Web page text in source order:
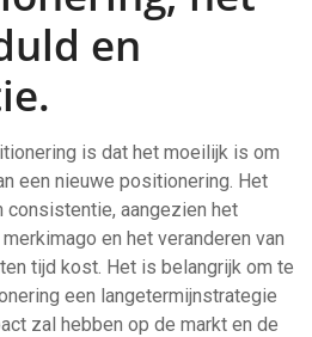
en
is dat het moeilijk is om
een nieuwe positionering. Het
aangezien het
en het veranderen van
tijd kost. Het is belangrijk om te
een langetermijnstrategie
zal hebben op de markt en de